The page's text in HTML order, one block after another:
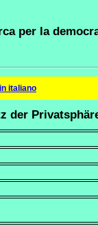
per la
italiano
der